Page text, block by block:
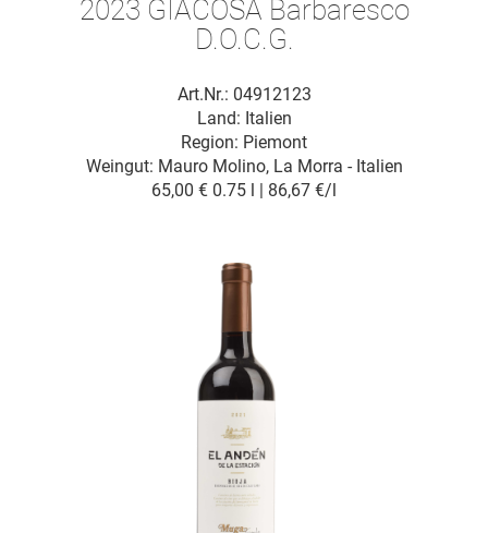
2023 GIACOSA Barbaresco
D.O.C.G.
Art.Nr.: 04912123
Land: Italien
Region: Piemont
Weingut: Mauro Molino, La Morra - Italien
65,00 € 0.75 l | 86,67 €/l